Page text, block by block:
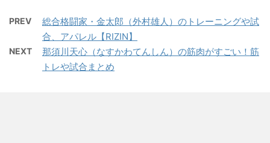
PREV
総合格闘家・金太郎（外村雄人）のトレーニングや試
合、アパレル【RIZIN】
NEXT
那須川天心（なすかわてんしん）の筋肉がすごい！筋
トレや試合まとめ